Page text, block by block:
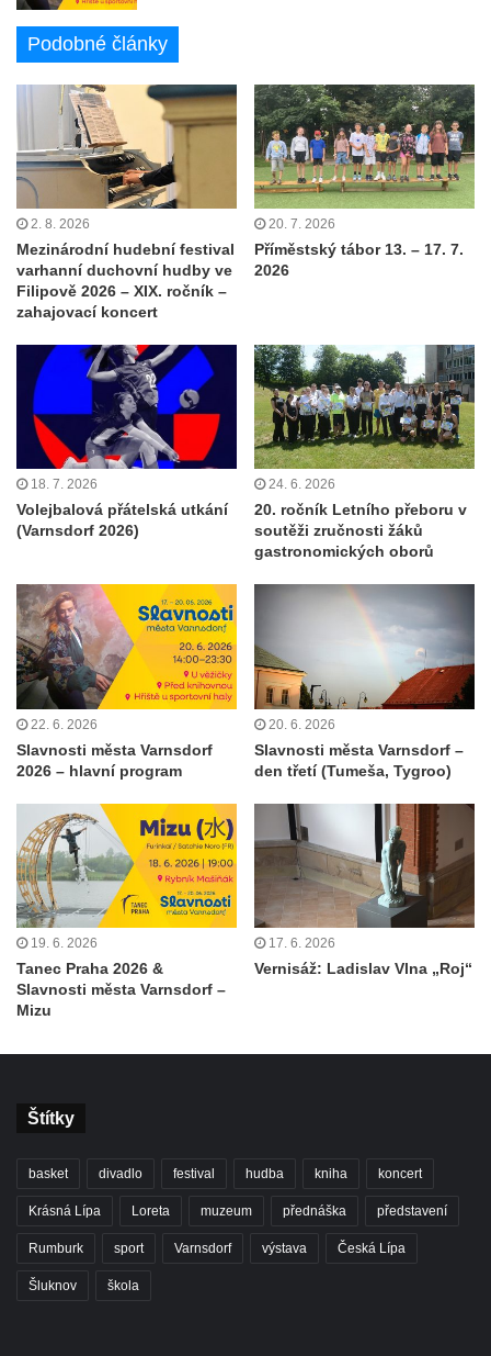
Podobné články
2. 8. 2026
Mezinárodní hudební festival
varhanní duchovní hudby ve
Filipově 2026 – XIX. ročník –
zahajovací koncert
20. 7. 2026
Příměstský tábor 13. – 17. 7.
2026
18. 7. 2026
Volejbalová přátelská utkání
(Varnsdorf 2026)
24. 6. 2026
20. ročník Letního přeboru v
soutěži zručnosti žáků
gastronomických oborů
22. 6. 2026
Slavnosti města Varnsdorf
2026 – hlavní program
20. 6. 2026
Slavnosti města Varnsdorf –
den třetí (Tumeša, Tygroo)
19. 6. 2026
Tanec Praha 2026 &
Slavnosti města Varnsdorf –
Mizu
17. 6. 2026
Vernisáž: Ladislav Vlna „Roj“
Štítky
basket divadlo festival hudba kniha koncert
Krásná Lípa Loreta muzeum přednáška představení
Rumburk sport Varnsdorf výstava Česká Lípa
Šluknov škola